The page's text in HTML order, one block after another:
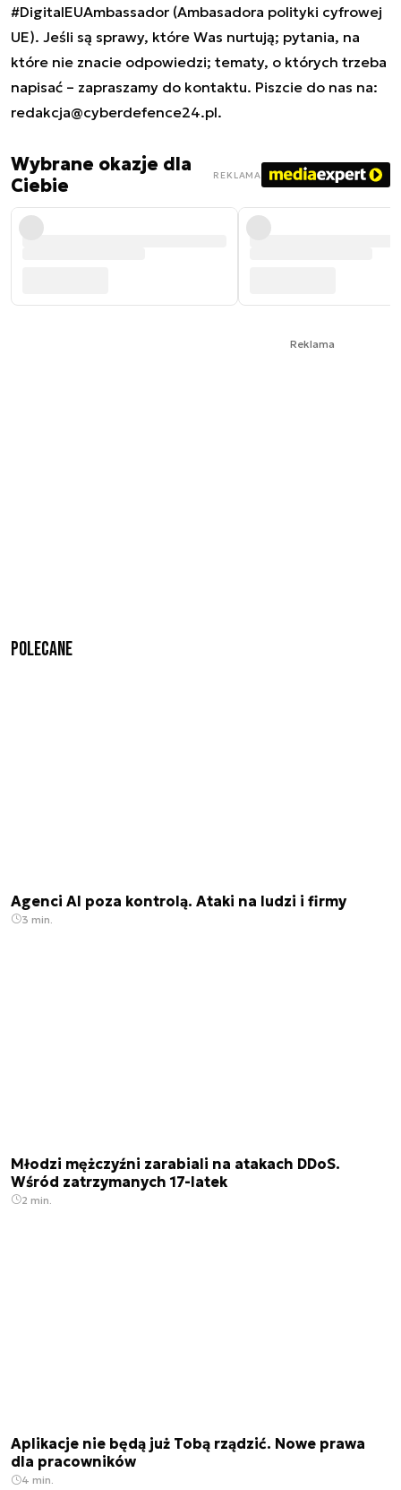
#DigitalEUAmbassador (Ambasadora polityki cyfrowej
UE). Jeśli są sprawy, które Was nurtują; pytania, na
które nie znacie odpowiedzi; tematy, o których trzeba
napisać – zapraszamy do kontaktu. Piszcie do nas na:
redakcja@cyberdefence24.pl.
Wybrane okazje dla
Ciebie
REKLAMA
Reklama
Polecane
Agenci AI poza kontrolą. Ataki na ludzi i firmy
3 min.
Młodzi mężczyźni zarabiali na atakach DDoS.
Wśród zatrzymanych 17-latek
2 min.
Aplikacje nie będą już Tobą rządzić. Nowe prawa
dla pracowników
4 min.